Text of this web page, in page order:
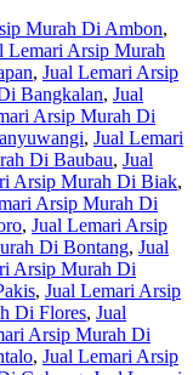
Murah Di Ambon,
Lemari Arsip Murah
, Jual Lemari Arsip
Bangkalan, Jual
Arsip Murah Di
, Jual Lemari
Di Baubau, Jual
Arsip Murah Di Biak,
Arsip Murah Di
, Jual Lemari Arsip
Di Bontang, Jual
Arsip Murah Di
, Jual Lemari Arsip
Di Flores, Jual
Arsip Murah Di
, Jual Lemari Arsip